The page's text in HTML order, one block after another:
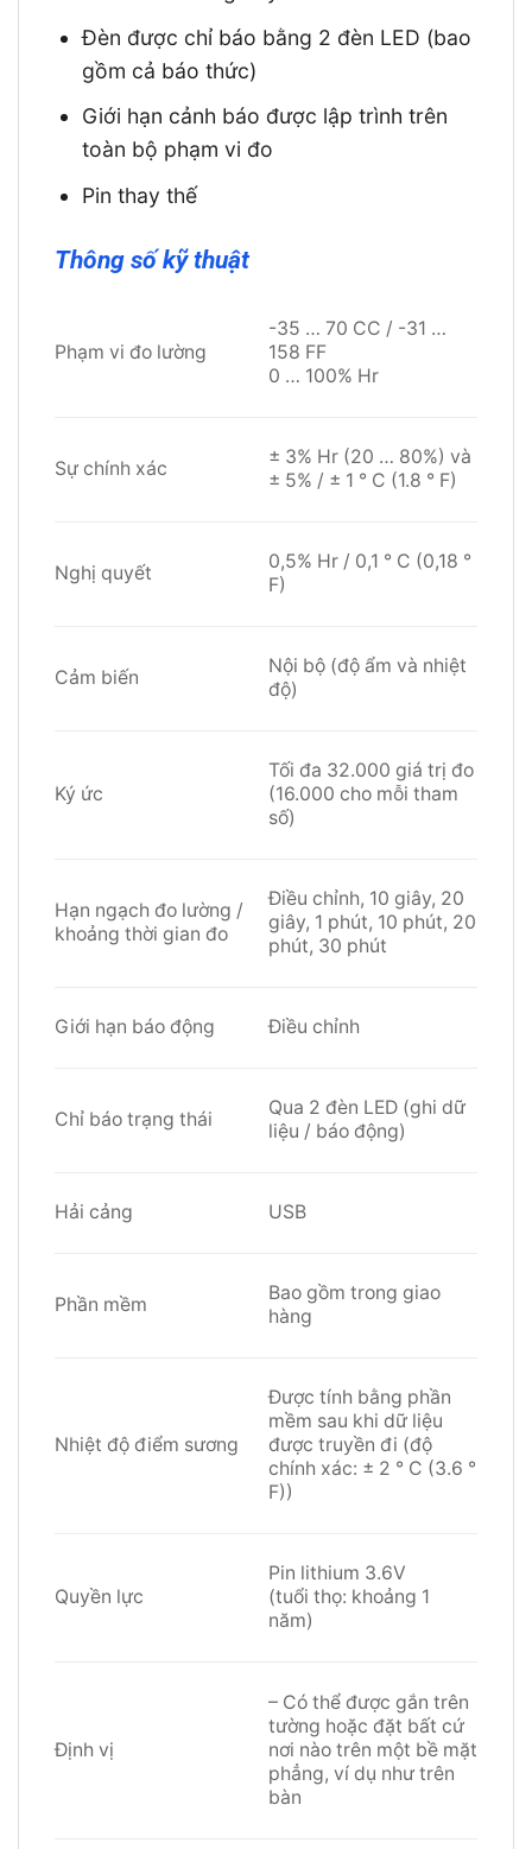
Đèn được chỉ báo bằng 2 đèn LED (bao
gồm cả báo thức)
Giới hạn cảnh báo được lập trình trên
toàn bộ phạm vi đo
Pin thay thế
Thông số kỹ thuật
Phạm vi đo lường
-35 … 70 CC / -31 …
158 FF
0 … 100% Hr
Sự chính xác
± 3% Hr (20 … 80%) và
± 5% / ± 1 ° C (1.8 ° F)
Nghị quyết
0,5% Hr / 0,1 ° C (0,18 °
F)
Cảm biến
Nội bộ (độ ẩm và nhiệt
độ)
Ký ức
Tối đa 32.000 giá trị đo
(16.000 cho mỗi tham
số)
Hạn ngạch đo lường /
khoảng thời gian đo
Điều chỉnh, 10 giây, 20
giây, 1 phút, 10 phút, 20
phút, 30 phút
Giới hạn báo động Điều chỉnh
Chỉ báo trạng thái
Qua 2 đèn LED (ghi dữ
liệu / báo động)
Hải cảng USB
Phần mềm
Bao gồm trong giao
hàng
Nhiệt độ điểm sương
Được tính bằng phần
mềm sau khi dữ liệu
được truyền đi (độ
chính xác: ± 2 ° C (3.6 °
F))
Quyền lực
Pin lithium 3.6V
(tuổi thọ: khoảng 1
năm)
Định vị
– Có thể được gắn trên
tường hoặc đặt bất cứ
nơi nào trên một bề mặt
phẳng, ví dụ như trên
bàn